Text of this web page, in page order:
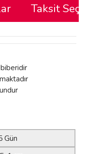
Taksit
Gün